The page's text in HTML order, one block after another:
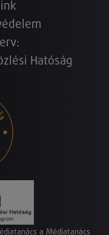
Hatóság
a Médiatanács